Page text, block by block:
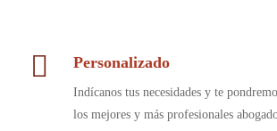
Personalizado
Indícanos tus necesidades y te
los mejores y más profesionales